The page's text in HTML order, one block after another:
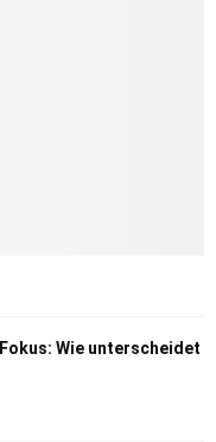
Wie unterscheidet